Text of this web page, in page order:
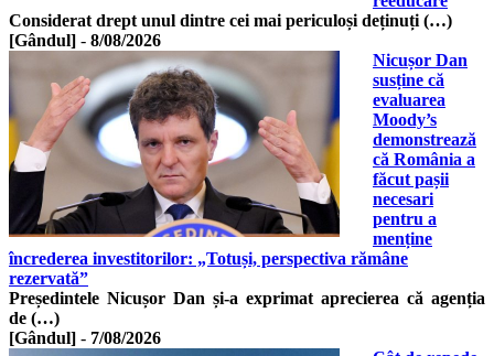
Considerat drept unul dintre cei mai periculoși deținuți (…)
[Gândul] - 8/08/2026
Nicușor Dan
susține că
evaluarea
Moody’s
demonstrează
că România a
făcut pașii
necesari
pentru a
menține
încrederea investitorilor: „Totuși, perspectiva rămâne
rezervată”
Președintele Nicușor Dan și-a exprimat aprecierea că agenția
de (…)
[Gândul] - 7/08/2026